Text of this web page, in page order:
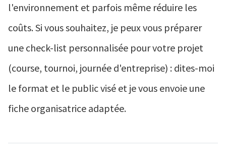
l'environnement et parfois même réduire les
coûts. Si vous souhaitez, je peux vous préparer
une check-list personnalisée pour votre projet
(course, tournoi, journée d'entreprise) : dites-moi
le format et le public visé et je vous envoie une
fiche organisatrice adaptée.